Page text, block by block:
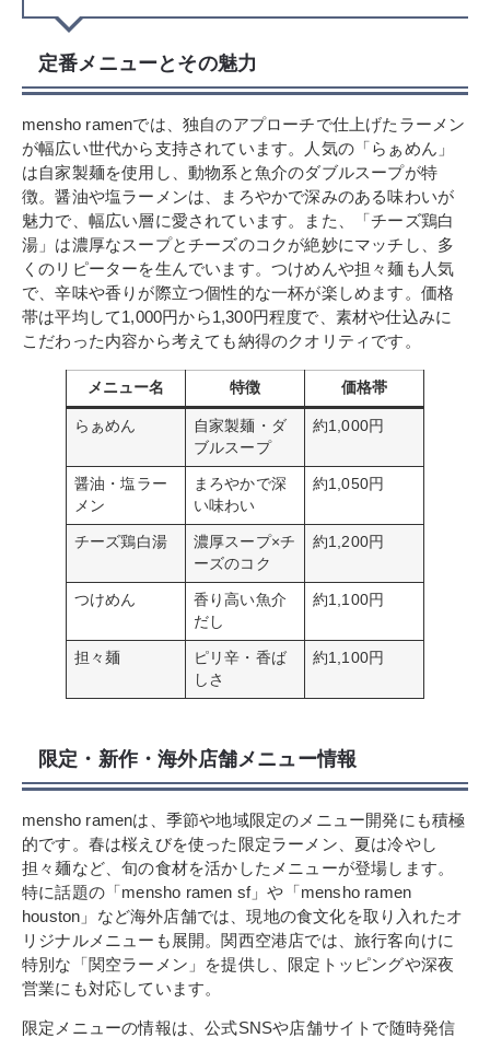
定番メニューとその魅力
mensho ramenでは、独自のアプローチで仕上げたラーメン
が幅広い世代から支持されています。人気の「らぁめん」
は自家製麺を使用し、動物系と魚介のダブルスープが特
徴。醤油や塩ラーメンは、まろやかで深みのある味わいが
魅力で、幅広い層に愛されています。また、「チーズ鶏白
湯」は濃厚なスープとチーズのコクが絶妙にマッチし、多
くのリピーターを生んでいます。つけめんや担々麺も人気
で、辛味や香りが際立つ個性的な一杯が楽しめます。価格
帯は平均して1,000円から1,300円程度で、素材や仕込みに
こだわった内容から考えても納得のクオリティです。
メニュー名 特徴 価格帯
らぁめん
自家製麺・ダ
ブルスープ
約1,000円
醤油・塩ラー
メン
まろやかで深
い味わい
約1,050円
チーズ鶏白湯
濃厚スープ×チ
ーズのコク
約1,200円
つけめん
香り高い魚介
だし
約1,100円
担々麺
ピリ辛・香ば
しさ
約1,100円
限定・新作・海外店舗メニュー情報
mensho ramenは、季節や地域限定のメニュー開発にも積極
的です。春は桜えびを使った限定ラーメン、夏は冷やし
担々麺など、旬の食材を活かしたメニューが登場します。
特に話題の「mensho ramen sf」や「mensho ramen
houston」など海外店舗では、現地の食文化を取り入れたオ
リジナルメニューも展開。関西空港店では、旅行客向けに
特別な「関空ラーメン」を提供し、限定トッピングや深夜
営業にも対応しています。
限定メニューの情報は、公式SNSや店舗サイトで随時発信